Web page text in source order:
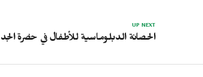
UP NEXT
الحصانة الدبلوماسية للأطفال في حضرة الجد